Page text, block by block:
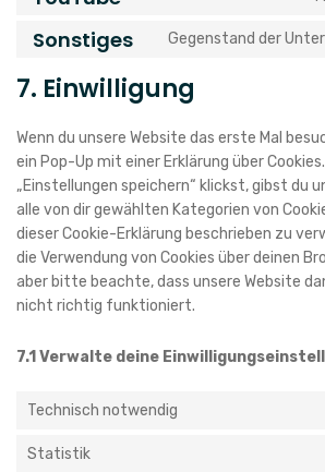
Sonstiges Gegenstand der
7. Einwilligung
Wenn du unsere Website das erste Mal
ein Pop-Up mit einer Erklärung über
„Einstellungen speichern“ klickst, gibst du
alle von dir gewählten Kategorien von
dieser Cookie-Erklärung beschrieben zu
die Verwendung von Cookies über deinen
aber bitte beachte, dass unsere Website
nicht richtig funktioniert.
7.1 Verwalte deine
Technisch notwendig
Statistik